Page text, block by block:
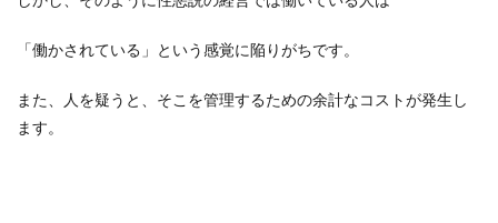
「働かされている」という感覚に陥りがちです。
また、人を疑うと、そこを管理するための余計なコストが発生し
ます。